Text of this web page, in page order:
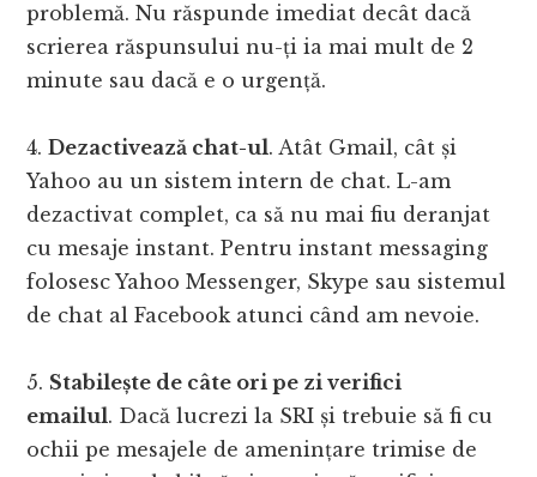
problemă. Nu răspunde imediat decât dacă
scrierea răspunsului nu-ți ia mai mult de 2
minute sau dacă e o urgență.
4.Dezactivează chat-ul. Atât Gmail, cât și
Yahoo au un sistem intern de chat. L-am
dezactivat complet, ca să nu mai fiu deranjat
cu mesaje instant. Pentru instant messaging
folosesc Yahoo Messenger, Skype sau sistemul
de chat al Facebook atunci când am nevoie.
5. Stabilește de câte ori pe zi verifici
emailul. Dacă lucrezi la SRI și trebuie să fi cu
ochii pe mesajele de amenințare trimise de